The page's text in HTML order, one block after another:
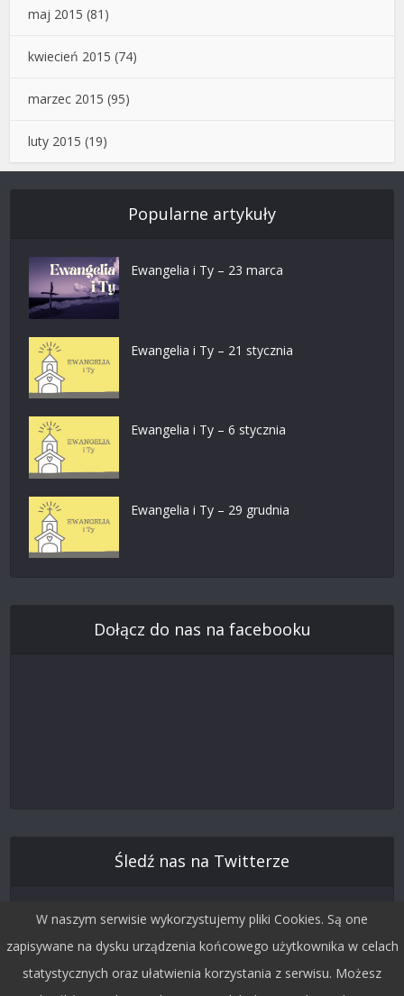
maj 2015 (81)
kwiecień 2015 (74)
marzec 2015 (95)
luty 2015 (19)
Popularne artykuły
Ewangelia i Ty – 23 marca
Ewangelia i Ty – 21 stycznia
Ewangelia i Ty – 6 stycznia
Ewangelia i Ty – 29 grudnia
Dołącz do nas na facebooku
Śledź nas na Twitterze
W naszym serwisie wykorzystujemy pliki Cookies. Są one
zapisywane na dysku urządzenia końcowego użytkownika w celach
statystycznych oraz ułatwienia korzystania z serwisu. Możesz